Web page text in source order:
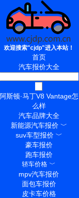
欢迎搜索"cjdp"进入本站！
首页
汽车报价大全
阿斯顿·马丁V8 Vantage怎
么样
汽车品牌大全
新能源汽车报价﹀
suv车型报价﹀
豪车报价
跑车报价
轿车价格 ﹀
mpv汽车报价
面包车报价
皮卡车价格